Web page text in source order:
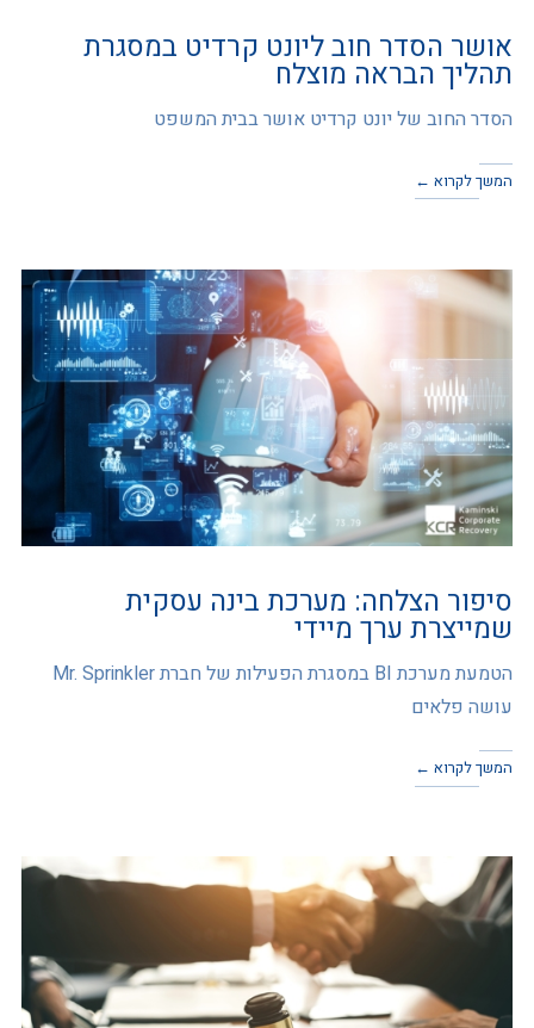
אושר הסדר חוב ליונט קרדיט במסגרת
תהליך הבראה מוצלח
הסדר החוב של יונט קרדיט אושר בבית המשפט
המשך לקרוא ←
סיפור הצלחה: מערכת בינה עסקית
שמייצרת ערך מיידי
הטמעת מערכת BI במסגרת הפעילות של חברת Mr. Sprinkler
עושה פלאים
המשך לקרוא ←